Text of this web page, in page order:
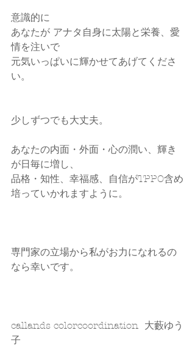
意識的に
あなたが アナタ自身に太陽と栄養、愛
情を注いで
元気いっぱいに輝かせてあげてくださ
い。
少しずつでも大丈夫。
あなたの内面・外面・心の潤い、輝き
が日毎に増し、
品格・知性、幸福感、自信がTPPO含め
培っていかれますように。
専門家の立場から私がお力になれるの
なら幸いです。
callands colorcoordination  大藪ゆう
子